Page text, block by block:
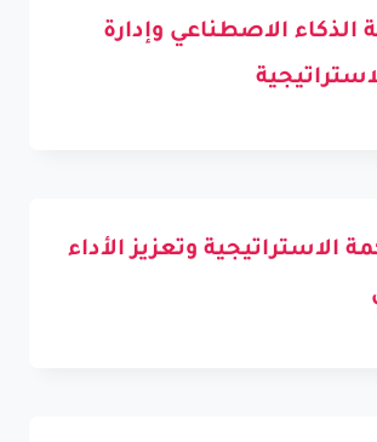
الذكاء الاصطناعي وإدارة
الاستراتيجية وتعزيز الأداء